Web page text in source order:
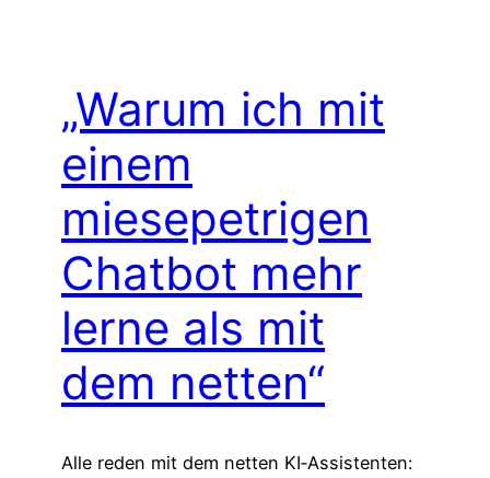
„Warum ich mit
einem
miesepetrigen
Chatbot mehr
lerne als mit
dem netten“
Alle reden mit dem netten KI‑Assistenten: